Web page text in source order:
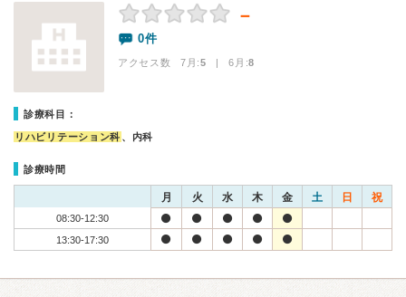
－
0件
アクセス数 7月:5 | 6月:8
診療科目：
リハビリテーション科 、内科
診療時間
月 火 水 木 金 土 日 祝
08:30-12:30
13:30-17:30